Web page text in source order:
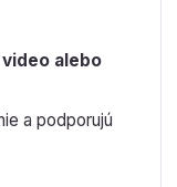
alebo
a podporujú